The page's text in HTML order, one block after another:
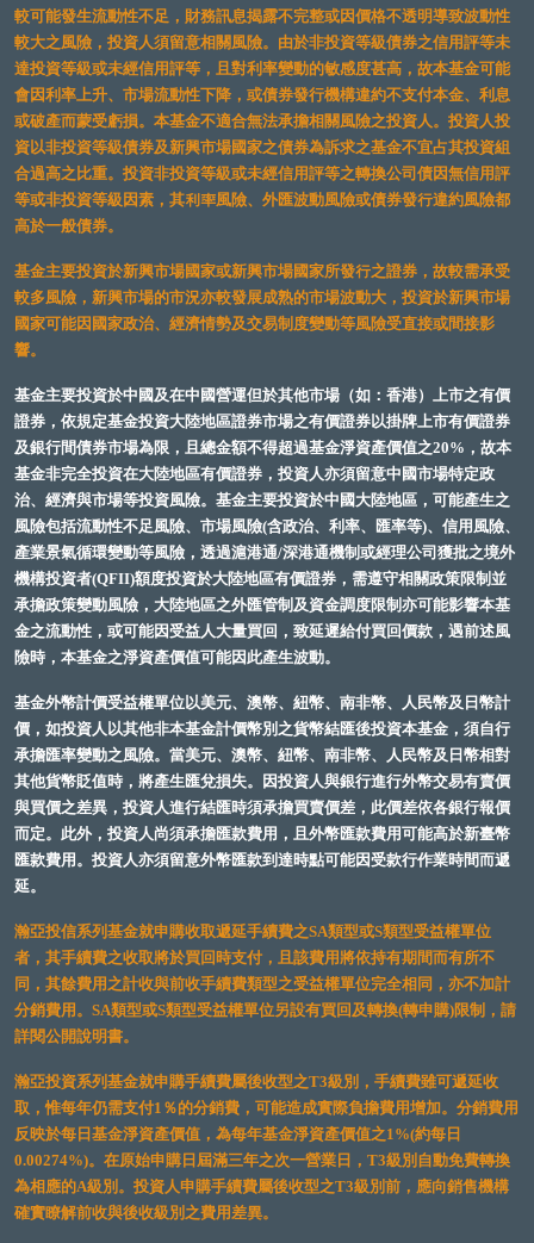
較可能發生流動性不足，財務訊息揭露不完整或因價格不透明導致波動性
較大之風險，投資人須留意相關風險。由於非投資等級債券之信用評等未
達投資等級或未經信用評等，且對利率變動的敏感度甚高，故本基金可能
會因利率上升、市場流動性下降，或債券發行機構違約不支付本金、利息
或破產而蒙受虧損。本基金不適合無法承擔相關風險之投資人。投資人投
資以非投資等級債券及新興市場國家之債券為訴求之基金不宜占其投資組
合過高之比重。投資非投資等級或未經信用評等之轉換公司債因無信用評
等或非投資等級因素，其利率風險、外匯波動風險或債券發行違約風險都
高於一般債券。
基金主要投資於新興市場國家或新興市場國家所發行之證券，故較需承受
較多風險，新興市場的市況亦較發展成熟的市場波動大，投資於新興市場
國家可能因國家政治、經濟情勢及交易制度變動等風險受直接或間接影
響。
基金主要投資於中國及在中國營運但於其他市場（如：香港）上市之有價
證券，依規定基金投資大陸地區證券市場之有價證券以掛牌上市有價證券
及銀行間債券市場為限，且總金額不得超過基金淨資產價值之20%，故本
基金非完全投資在大陸地區有價證券，投資人亦須留意中國市場特定政
治、經濟與市場等投資風險。基金主要投資於中國大陸地區，可能產生之
風險包括流動性不足風險、市場風險(含政治、利率、匯率等)、信用風險、
產業景氣循環變動等風險，透過滬港通/深港通機制或經理公司獲批之境外
機構投資者(QFII)額度投資於大陸地區有價證券，需遵守相關政策限制並
承擔政策變動風險，大陸地區之外匯管制及資金調度限制亦可能影響本基
金之流動性，或可能因受益人大量買回，致延遲給付買回價款，遇前述風
險時，本基金之淨資產價值可能因此產生波動。
基金外幣計價受益權單位以美元、澳幣、紐幣、南非幣、人民幣及日幣計
價，如投資人以其他非本基金計價幣別之貨幣結匯後投資本基金，須自行
承擔匯率變動之風險。當美元、澳幣、紐幣、南非幣、人民幣及日幣相對
其他貨幣貶值時，將產生匯兌損失。因投資人與銀行進行外幣交易有賣價
與買價之差異，投資人進行結匯時須承擔買賣價差，此價差依各銀行報價
而定。此外，投資人尚須承擔匯款費用，且外幣匯款費用可能高於新臺幣
匯款費用。投資人亦須留意外幣匯款到達時點可能因受款行作業時間而遞
延。
瀚亞投信系列基金就申購收取遞延手續費之SA類型或S類型受益權單位
者，其手續費之收取將於買回時支付，且該費用將依持有期間而有所不
同，其餘費用之計收與前收手續費類型之受益權單位完全相同，亦不加計
分銷費用。SA類型或S類型受益權單位另設有買回及轉換(轉申購)限制，請
詳閱公開說明書。
瀚亞投資系列基金就申購手續費屬後收型之T3級別，手續費雖可遞延收
取，惟每年仍需支付1％的分銷費，可能造成實際負擔費用增加。分銷費用
反映於每日基金淨資產價值，為每年基金淨資產價值之1%(約每日
0.00274%)。在原始申購日屆滿三年之次一營業日，T3級別自動免費轉換
為相應的A級別。投資人申購手續費屬後收型之T3級別前，應向銷售機構
確實瞭解前收與後收級別之費用差異。